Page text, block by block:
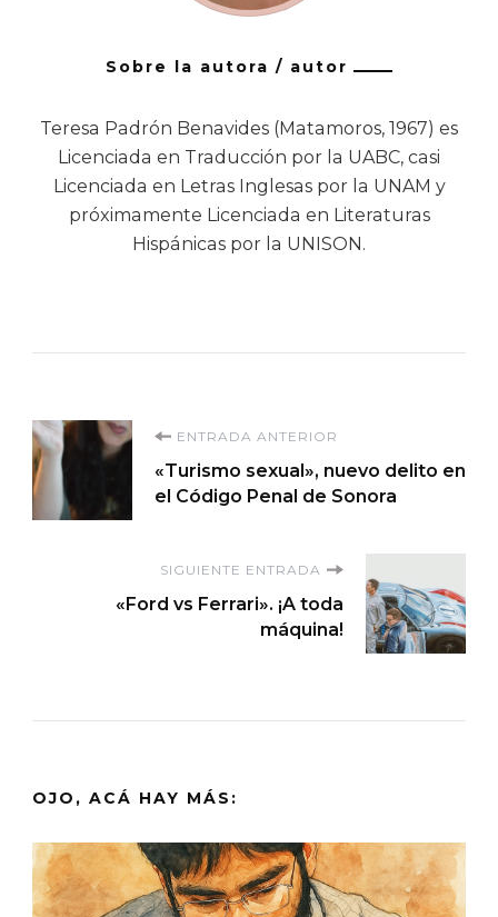
Sobre la autora / autor
Teresa Padrón Benavides (Matamoros, 1967) es
Licenciada en Traducción por la UABC, casi
Licenciada en Letras Inglesas por la UNAM y
próximamente Licenciada en Literaturas
Hispánicas por la UNISON.
Navegación
de
entradas
ENTRADA ANTERIOR
«Turismo sexual», nuevo delito en
el Código Penal de Sonora
SIGUIENTE ENTRADA
«Ford vs Ferrari». ¡A toda
máquina!
OJO, ACÁ HAY MÁS: